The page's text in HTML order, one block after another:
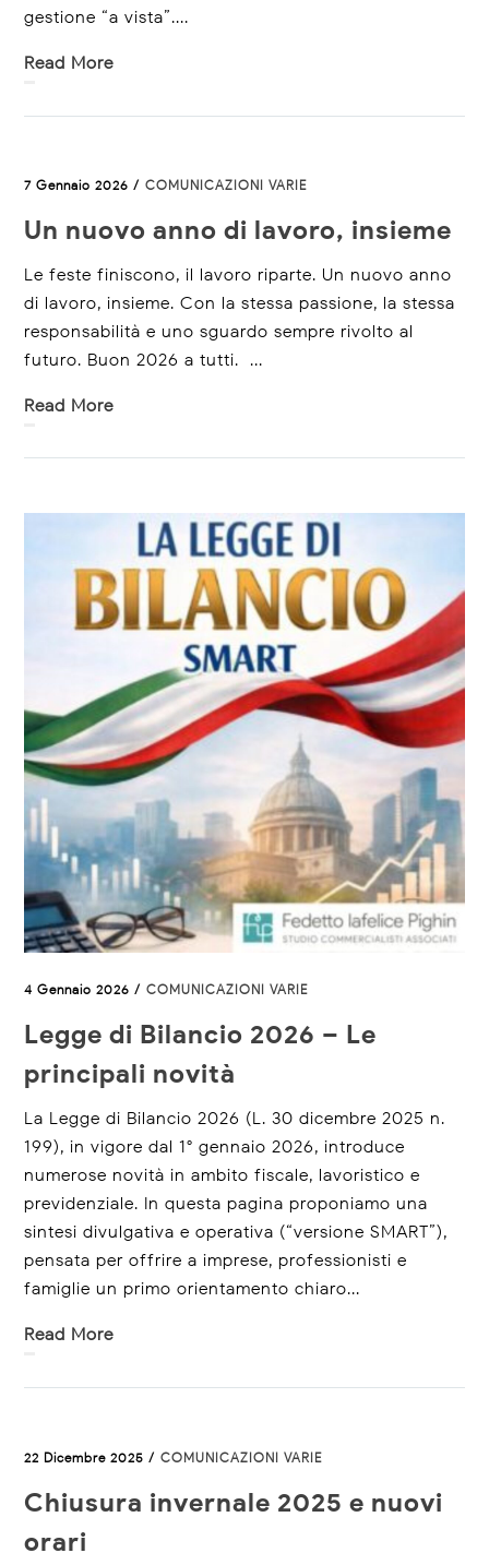
gestione “a vista”....
Read More
7 Gennaio 2026 / COMUNICAZIONI VARIE
Un nuovo anno di lavoro, insieme
Le feste finiscono, il lavoro riparte. Un nuovo anno
di lavoro, insieme. Con la stessa passione, la stessa
responsabilità e uno sguardo sempre rivolto al
futuro. Buon 2026 a tutti. ...
Read More
4 Gennaio 2026 / COMUNICAZIONI VARIE
Legge di Bilancio 2026 – Le
principali novità
La Legge di Bilancio 2026 (L. 30 dicembre 2025 n.
199), in vigore dal 1° gennaio 2026, introduce
numerose novità in ambito fiscale, lavoristico e
previdenziale. In questa pagina proponiamo una
sintesi divulgativa e operativa (“versione SMART”),
pensata per offrire a imprese, professionisti e
famiglie un primo orientamento chiaro...
Read More
22 Dicembre 2025 / COMUNICAZIONI VARIE
Chiusura invernale 2025 e nuovi
orari